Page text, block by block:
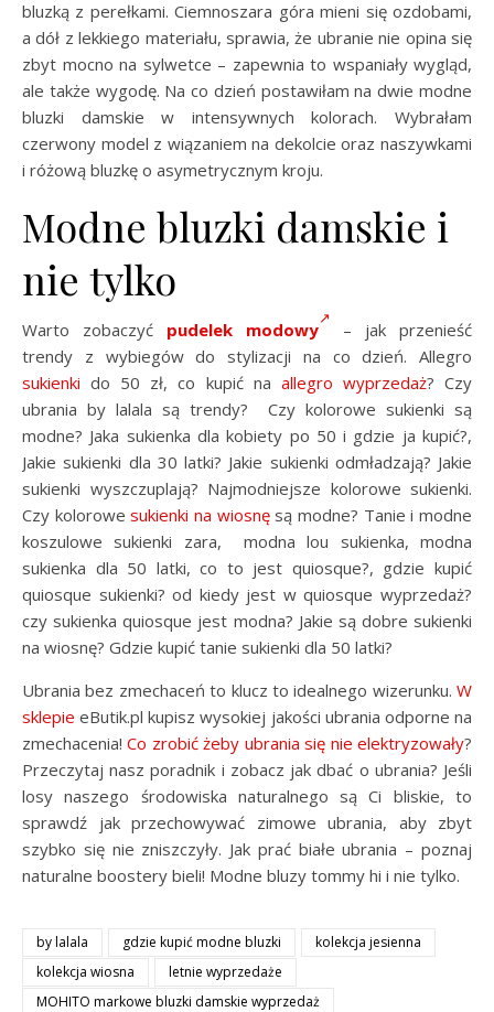
bluzką z perełkami. Ciemnoszara góra mieni się ozdobami,
a dół z lekkiego materiału, sprawia, że ubranie nie opina się
zbyt mocno na sylwetce – zapewnia to wspaniały wygląd,
ale także wygodę. Na co dzień postawiłam na dwie modne
bluzki damskie w intensywnych kolorach. Wybrałam
czerwony model z wiązaniem na dekolcie oraz naszywkami
i różową bluzkę o asymetrycznym kroju.
Modne bluzki damskie i
nie tylko
Warto zobaczyć pudelek modowy
– jak przenieść
trendy z wybiegów do stylizacji na co dzień. Allegro
sukienki do 50 zł, co kupić na allegro wyprzedaż? Czy
ubrania by lalala są trendy? Czy kolorowe sukienki są
modne? Jaka sukienka dla kobiety po 50 i gdzie ja kupić?,
Jakie sukienki dla 30 latki? Jakie sukienki odmładzają? Jakie
sukienki wyszczuplają? Najmodniejsze kolorowe sukienki.
Czy kolorowesukienki na wiosnęsą modne? Tanie i modne
koszulowe sukienki zara, modna lou sukienka, modna
sukienka dla 50 latki, co to jest quiosque?, gdzie kupić
quiosque sukienki? od kiedy jest w quiosque wyprzedaż?
czy sukienka quiosque jest modna? Jakie są dobre sukienki
na wiosnę? Gdzie kupić tanie sukienki dla 50 latki?
Ubrania bez zmechaceń to klucz to idealnego wizerunku. W
sklepie eButik.pl kupisz wysokiej jakości ubrania odporne na
zmechacenia!Co zrobić żeby ubrania się nie elektryzowały?
Przeczytaj nasz poradnik i zobacz jak dbać o ubrania? Jeśli
losy naszego środowiska naturalnego są Ci bliskie, to
sprawdź jak przechowywać zimowe ubrania, aby zbyt
szybko się nie zniszczyły. Jak prać białe ubrania – poznaj
naturalne boostery bieli! Modne bluzy tommy hi i nie tylko.
by lalala gdzie kupić modne bluzki
kolekcja jesienna
kolekcja wiosna
letnie wyprzedaże
MOHITO markowe bluzki damskie wyprzedaż